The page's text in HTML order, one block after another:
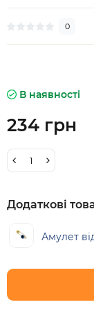
0
В наявності
234 грн
Додаткові
Амулет